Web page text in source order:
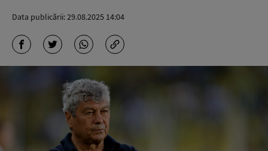
Data publicării:29.08.2025 14:04